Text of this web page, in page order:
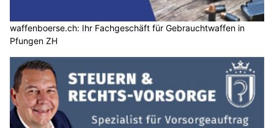
waffenboerse.ch: Ihr Fachgeschäft für Gebrauchtwaffen in
Pfungen ZH